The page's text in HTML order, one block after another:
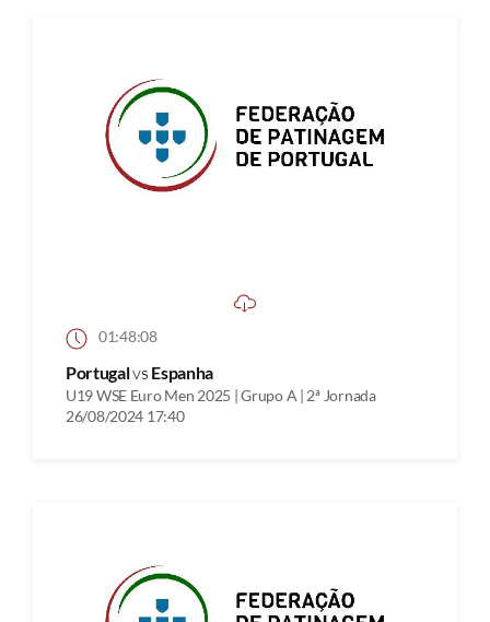
01:48:08
Portugalvs Espanha
U19 WSE Euro Men 2025 | Grupo A | 2ª Jornada
26/08/2024 17:40